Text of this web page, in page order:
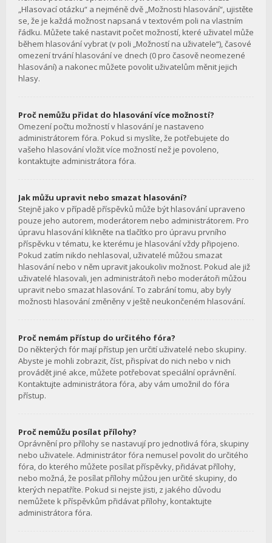
„Hlasovací otázku“ a nejméně dvě „Možnosti hlasování“, ujistěte
se, že je každá možnost napsaná v textovém poli na vlastním
řádku. Můžete také nastavit počet možností, které uživatel může
během hlasování vybrat (v poli „Možností na uživatele“), časové
omezení trvání hlasování ve dnech (0 pro časově neomezené
hlasování) a nakonec můžete povolit uživatelům měnit jejich
hlasy.
Proč nemůžu přidat do hlasování více možností?
Omezení počtu možností v hlasování je nastaveno
administrátorem fóra. Pokud si myslíte, že potřebujete do
vašeho hlasování vložit více možností než je povoleno,
kontaktujte administrátora fóra.
Jak můžu upravit nebo smazat hlasování?
Stejně jako v případě příspěvků může být hlasování upraveno
pouze jeho autorem, moderátorem nebo administrátorem. Pro
úpravu hlasování klikněte na tlačítko pro úpravu prvního
příspěvku v tématu, ke kterému je hlasování vždy připojeno.
Pokud zatím nikdo nehlasoval, uživatelé můžou smazat
hlasování nebo v něm upravit jakoukoliv možnost. Pokud ale již
uživatelé hlasovali, jen administrátoři nebo moderátoři můžou
upravit nebo smazat hlasování. To zabrání tomu, aby byly
možnosti hlasování změněny v ještě neukončeném hlasování.
Proč nemám přístup do určitého fóra?
Do některých fór mají přístup jen určití uživatelé nebo skupiny.
Abyste je mohli zobrazit, číst, přispívat do nich nebo v nich
provádět jiné akce, můžete potřebovat speciální oprávnění.
Kontaktujte administrátora fóra, aby vám umožnil do fóra
přístup.
Proč nemůžu posílat přílohy?
Oprávnění pro přílohy se nastavují pro jednotlivá fóra, skupiny
nebo uživatele. Administrátor fóra nemusel povolit do určitého
fóra, do kterého můžete posílat příspěvky, přidávat přílohy,
nebo možná, že posílat přílohy můžou jen určité skupiny, do
kterých nepatříte. Pokud si nejste jisti, z jakého důvodu
nemůžete k příspěvkům přidávat přílohy, kontaktujte
administrátora fóra.